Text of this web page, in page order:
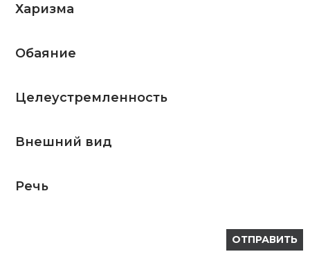
Харизма
Обаяние
Целеустремленность
Внешний вид
Речь